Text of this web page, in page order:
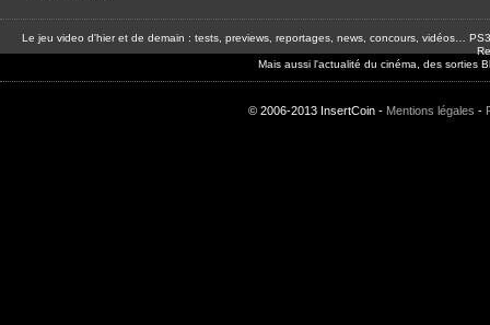
Le jeu video d'hier et de demain : tests, previews, reportages, news, concours, vidéos…
Mais aussi l'actualité du cinéma, des sorties
© 2006-2013 InsertCoin - Mentions légales -